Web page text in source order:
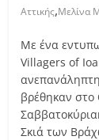
Αττικής,Μελίνα
Με ένα
Villagers of
βρέθηκαν
Σκιά των